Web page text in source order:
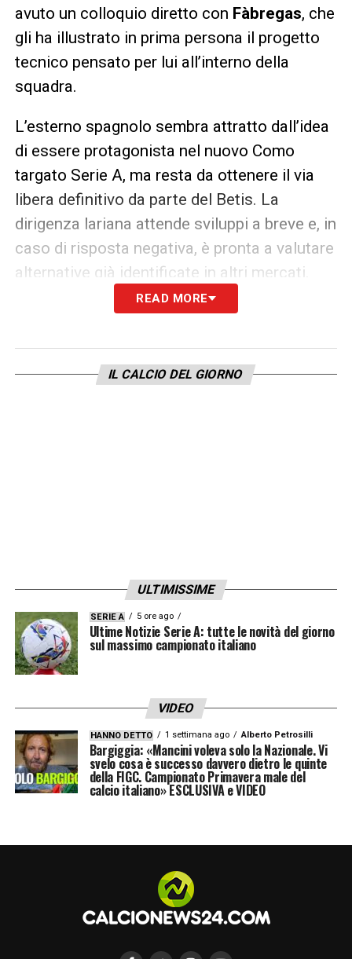
avuto un colloquio diretto con Fàbregas, che
gli ha illustrato in prima persona il progetto
tecnico pensato per lui all’interno della
squadra.
L’esterno spagnolo sembra attratto dall’idea
di essere protagonista nel nuovo Como
targato Serie A, ma resta da ottenere il via
libera definitivo da parte del Betis. La
dirigenza lariana attende sviluppi a breve e, in
caso di risposta negativa, è pronta a valutare
alternative già identificate in altri mercati.
Calciomercato Comodunque è in
staff tecnico è quella di costruire una
squadra giovane, dinamica e adatta allo stile
READ MORE
IL CALCIO DEL GIORNO
ULTIMISSIME
SERIE A 5 ore ago
Ultime Notizie Serie A: tutte le novità del giorno
sul massimo campionato italiano
VIDEO
HANNO DETTO 1 settimana ago Alberto Petrosilli
Bargiggia: «Mancini voleva solo la Nazionale. Vi
svelo cosa è successo davvero dietro le quinte
della FIGC. Campionato Primavera male del
calcio italiano» ESCLUSIVA e VIDEO